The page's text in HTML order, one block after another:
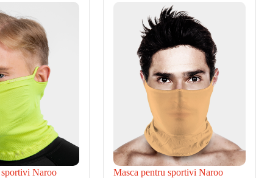
Naroo
Masca pentru sportivi Naroo